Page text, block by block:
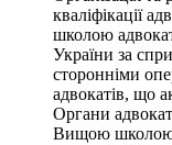
кваліфікації
школою
України за
сторонніми
адвокатів, що
Органи
Вищою школою